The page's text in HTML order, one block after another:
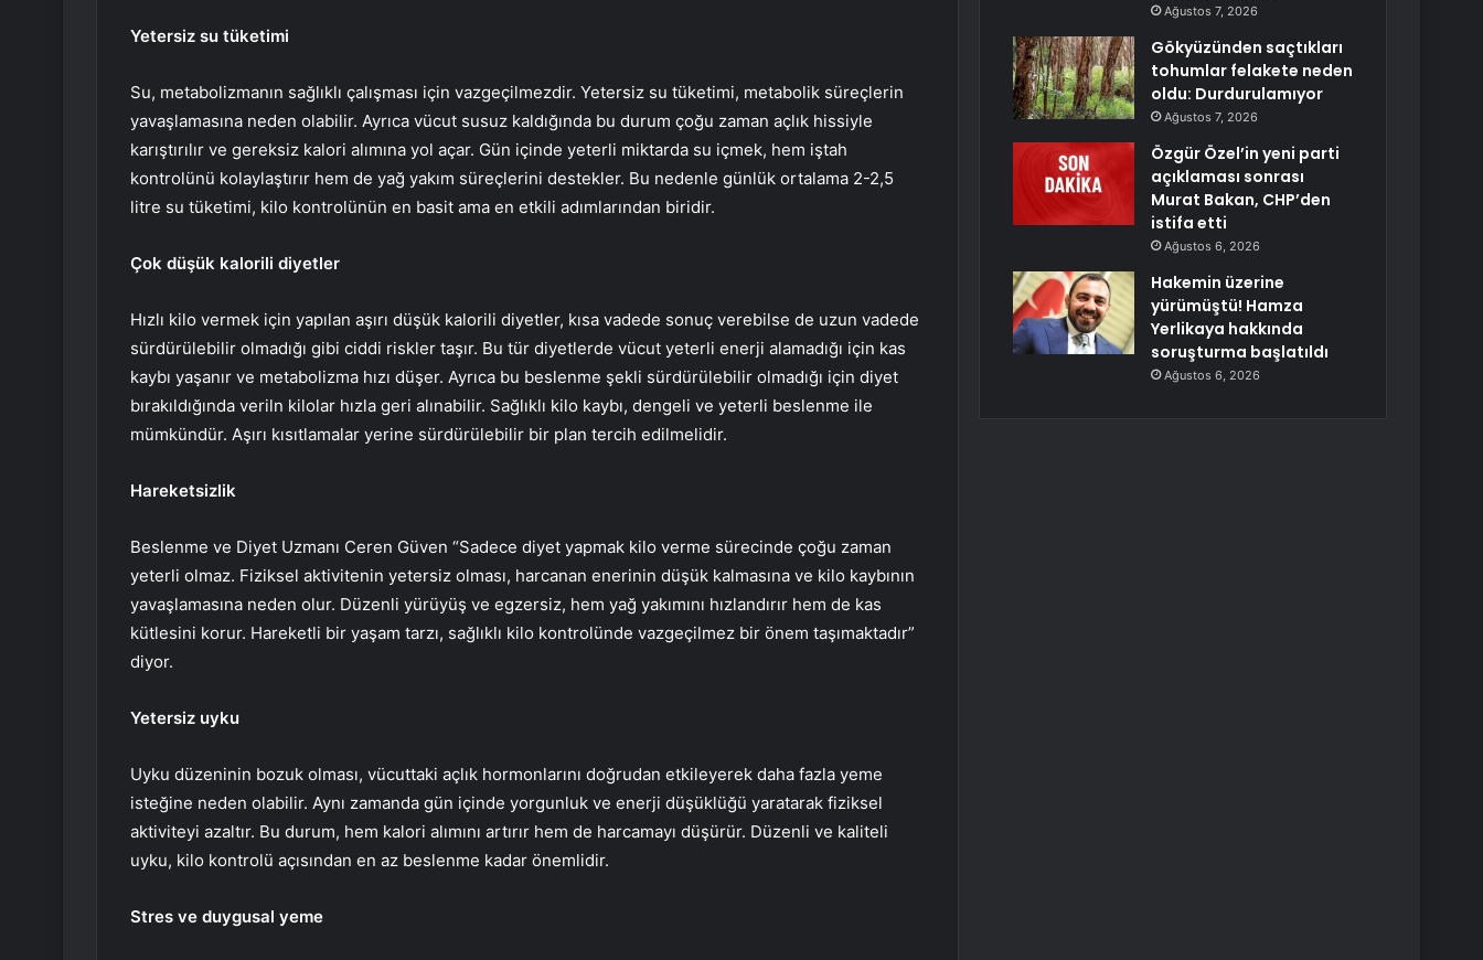
Yetersiz su tüketimi
Su, metabolizmanın sağlıklı çalışması için vazgeçilmezdir. Yetersiz su tüketimi, metabolik süreçlerin
yavaşlamasına neden olabilir. Ayrıca vücut susuz kaldığında bu durum çoğu zaman açlık hissiyle
karıştırılır ve gereksiz kalori alımına yol açar. Gün içinde yeterli miktarda su içmek, hem iştah
kontrolünü kolaylaştırır hem de yağ yakım süreçlerini destekler. Bu nedenle günlük ortalama 2-2,5
litre su tüketimi, kilo kontrolünün en basit ama en etkili adımlarından biridir.
Çok düşük kalorili diyetler
Hızlı kilo vermek için yapılan aşırı düşük kalorili diyetler, kısa vadede sonuç verebilse de uzun vadede
sürdürülebilir olmadığı gibi ciddi riskler taşır. Bu tür diyetlerde vücut yeterli enerji alamadığı için kas
kaybı yaşanır ve metabolizma hızı düşer. Ayrıca bu beslenme şekli sürdürülebilir olmadığı için diyet
bırakıldığında veriln kilolar hızla geri alınabilir. Sağlıklı kilo kaybı, dengeli ve yeterli beslenme ile
mümkündür. Aşırı kısıtlamalar yerine sürdürülebilir bir plan tercih edilmelidir.
Hareketsizlik
Beslenme ve Diyet Uzmanı Ceren Güven “Sadece diyet yapmak kilo verme sürecinde çoğu zaman
yeterli olmaz. Fiziksel aktivitenin yetersiz olması, harcanan enerinin düşük kalmasına ve kilo kaybının
yavaşlamasına neden olur. Düzenli yürüyüş ve egzersiz, hem yağ yakımını hızlandırır hem de kas
kütlesini korur. Hareketli bir yaşam tarzı, sağlıklı kilo kontrolünde vazgeçilmez bir önem taşımaktadır”
diyor.
Yetersiz uyku
Uyku düzeninin bozuk olması, vücuttaki açlık hormonlarını doğrudan etkileyerek daha fazla yeme
isteğine neden olabilir. Aynı zamanda gün içinde yorgunluk ve enerji düşüklüğü yaratarak fiziksel
aktiviteyi azaltır. Bu durum, hem kalori alımını artırır hem de harcamayı düşürür. Düzenli ve kaliteli
uyku, kilo kontrolü açısından en az beslenme kadar önemlidir.
Stres ve duygusal yeme
Ağustos 7, 2026
Gökyüzünden saçtıkları
tohumlar felakete neden
oldu: Durdurulamıyor
Ağustos 7, 2026
Özgür Özel’in yeni parti
açıklaması sonrası
Murat Bakan, CHP’den
istifa etti
Ağustos 6, 2026
Hakemin üzerine
yürümüştü! Hamza
Yerlikaya hakkında
soruşturma başlatıldı
Ağustos 6, 2026